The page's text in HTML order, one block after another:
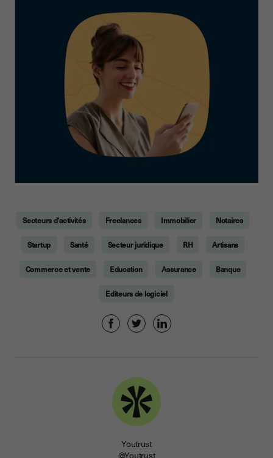
Secteurs d'activités Freelances Immobilier Notaires
Startup Santé Secteur juridique RH Artisans
Commerce et vente Education Assurance Banque
Editeurs de logiciel
Youtrust